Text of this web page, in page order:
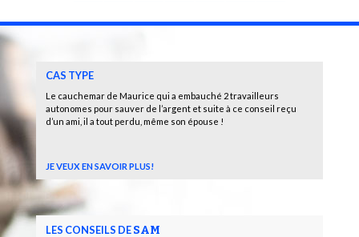
CAS TYPE
Le cauchemar de Maurice qui a embauché 2 travailleurs
autonomes pour sauver de l’argent et suite à ce conseil reçu
d’un ami, il a tout perdu, même son épouse !
JE VEUX EN SAVOIR PLUS!
LES CONSEILS DESAM